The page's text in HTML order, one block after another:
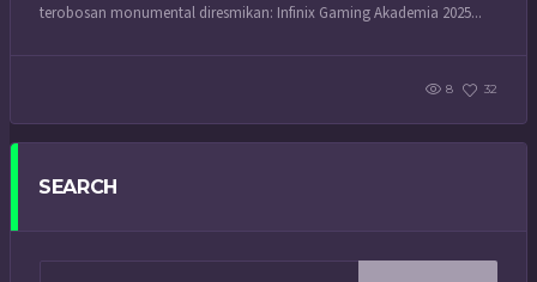
terobosan monumental diresmikan: Infinix Gaming Akademia 2025...
8 32
SEARCH